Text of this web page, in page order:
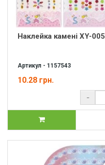
Наклейка камені XY-005
Артикул - 1157543
10.28 грн.
-